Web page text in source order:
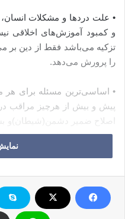
• علت دردها و مشکلات
و کمبود آموزش‌های اخلاقی
تزکیه می‌باشد فقط از دین بر
را پرورش می‌دهد.
• اساسی‌ترین مسئله برای
پیش و بیش از هرچیز مراقب
اصلاح ضمیر دشمن(شیطان)و
درون جهاد اکبراست و پایه
شکست دشمن در دنیای بیرون که
• تنها عامل بدبختیهای
تنهاوسیله آگاه شدن و